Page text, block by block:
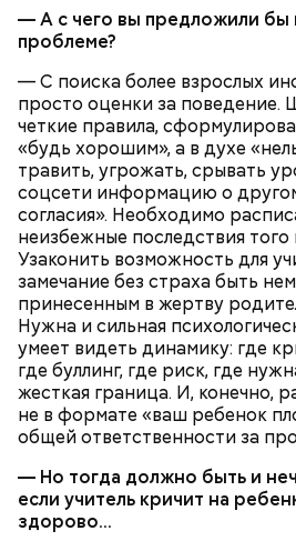
— А с чего вы предложили бы
проблеме?
— С поиска более взрослых
просто оценки за поведение.
четкие правила,
«будь хорошим», а в духе
травить, угрожать, срывать
соцсети информацию о
согласия». Необходимо
неизбежные последствия того
Узаконить возможность для
замечание без страха быть
принесенным в жертву
Нужна и сильная
умеет видеть динамику: где
где буллинг, где риск, где
жесткая граница. И, конечно,
не в формате «ваш ребенок
общей ответственности за
— Но тогда должно быть и
если учитель кричит на
здорово…
Курица с кабачками по-